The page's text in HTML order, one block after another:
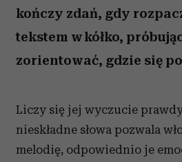
kończy zdań, gdy
tekstem w kółko,
zorientować, gdzie się
Liczy się jej wyczucie
nieskładne słowa pozwala
melodię, odpowiednio je